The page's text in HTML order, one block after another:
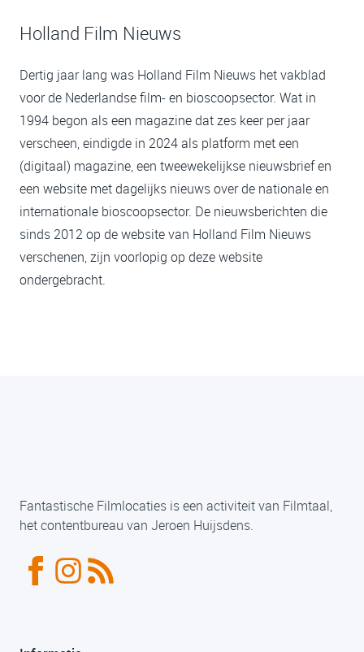
Holland Film Nieuws
Dertig jaar lang was Holland Film Nieuws het vakblad
voor de Nederlandse film- en bioscoopsector. Wat in
1994 begon als een magazine dat zes keer per jaar
verscheen, eindigde in 2024 als platform met een
(digitaal) magazine, een tweewekelijkse nieuwsbrief en
een website met dagelijks nieuws over de nationale en
internationale bioscoopsector. De nieuwsberichten die
sinds 2012 op de website van Holland Film Nieuws
verschenen, zijn voorlopig op deze website
ondergebracht.
Fantastische Filmlocaties is een activiteit van Filmtaal,
het contentbureau van Jeroen Huijsdens.